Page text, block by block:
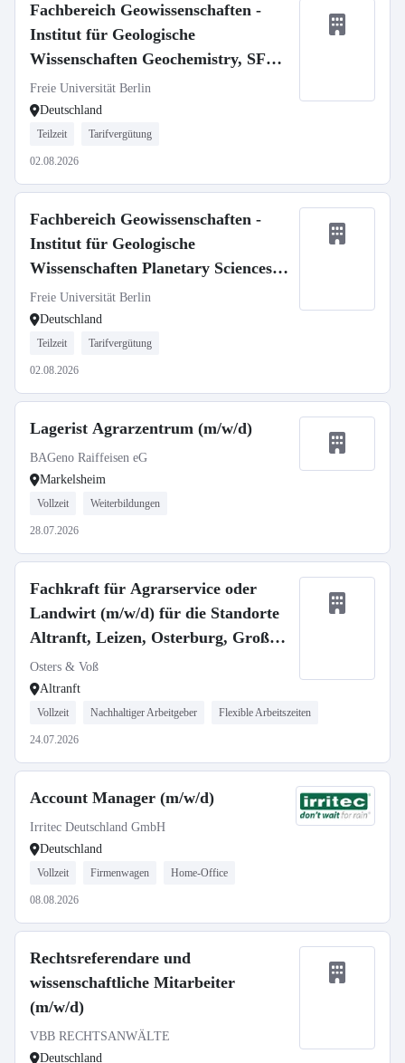
Fachbereich Geowissenschaften -
Institut für Geologische
Wissenschaften Geochemistry, SFB
1759
Freie Universität Berlin
Deutschland
Teilzeit Tarifvergütung
02.08.2026
Fachbereich Geowissenschaften -
Institut für Geologische
Wissenschaften Planetary Sciences,
SFB 1759
Freie Universität Berlin
Deutschland
Teilzeit Tarifvergütung
02.08.2026
Lagerist Agrarzentrum (m/w/d)
BAGeno Raiffeisen eG
Markelsheim
Vollzeit Weiterbildungen
28.07.2026
Fachkraft für Agrarservice oder
Landwirt (m/w/d) für die Standorte
Altranft, Leizen, Osterburg, Groß
Gottschow
Osters & Voß
Altranft
Vollzeit Nachhaltiger Arbeitgeber Flexible Arbeitszeiten
24.07.2026
Account Manager (m/w/d)
Irritec Deutschland GmbH
Deutschland
Vollzeit Firmenwagen Home-Office
08.08.2026
Rechtsreferendare und
wissenschaftliche Mitarbeiter
(m/w/d)
VBB RECHTSANWÄLTE
Deutschland